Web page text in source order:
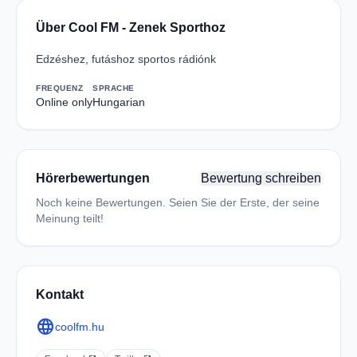
Über Cool FM - Zenek Sporthoz
Edzéshez, futáshoz sportos rádiónk
FREQUENZ
Online only
SPRACHE
Hungarian
Hörerbewertungen Bewertung schreiben
Noch keine Bewertungen. Seien Sie der Erste, der seine
Meinung teilt!
Kontakt
languagecoolfm.hu